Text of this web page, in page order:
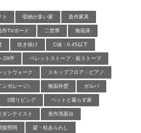
ト 収納が多い家 造作家具
作TVボード 二世帯 無垢床
吹き抜け C値：0.45以下
29坪 ペレットストーブ・薪ストーブ
ットウォーク スキップフロア・ピアノ
ガレージ） 無垢外壁 ガルバ
2階リビング ペットと暮らす家
ダンテイスト 造作洗面台
接照明 梁・柱あらわし